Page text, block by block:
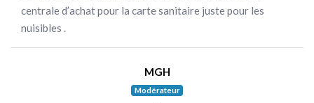
centrale d’achat pour la carte sanitaire juste pour les
nuisibles .
MGH
Modérateur